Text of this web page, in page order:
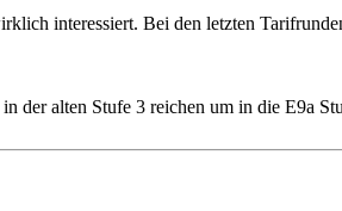
interessiert. Bei den letzten
der alten Stufe 3 reichen um in die E9a